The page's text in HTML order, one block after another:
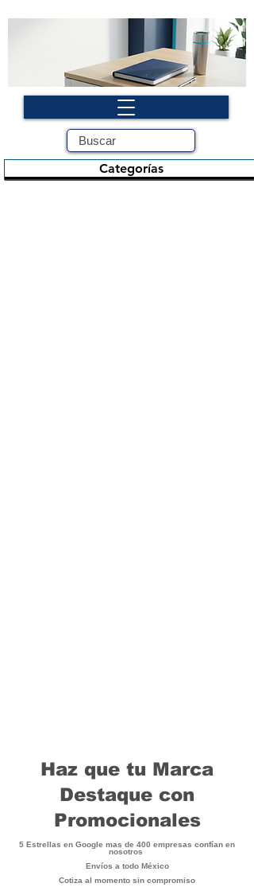
Categorías
5 Estrellas en Google mas de 400 empresas confían en
nosotros
Envíos a todo México
Cotiza al momento sin compromiso
Haz que tu Marca
Destaque con
Promocionales